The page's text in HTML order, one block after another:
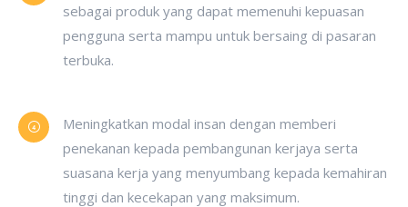
sebagai produk yang dapat memenuhi kepuasan
pengguna serta mampu untuk bersaing di pasaran
terbuka.
Meningkatkan modal insan dengan memberi
penekanan kepada pembangunan kerjaya serta
suasana kerja yang menyumbang kepada kemahiran
tinggi dan kecekapan yang maksimum.